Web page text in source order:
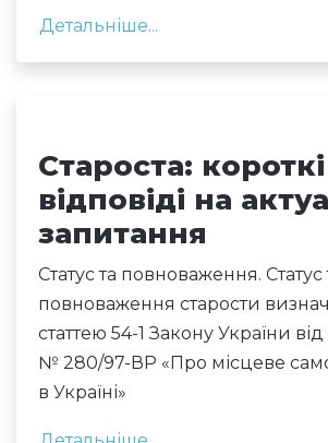
Детальніше...
Староста: короткі
відповіді на
запитання
Статус та повноваження. Статус
повноваження старости
статтею 54-1 Закону України від
№ 280/97-ВР «Про місцеве
в Україні»